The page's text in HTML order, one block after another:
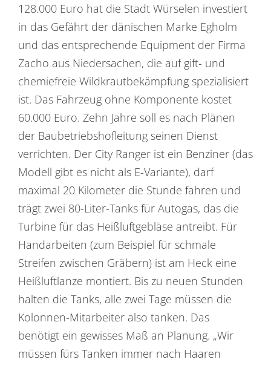
128.000 Euro hat die Stadt Würselen investiert
in das Gefährt der dänischen Marke Egholm
und das entsprechende Equipment der Firma
Zacho aus Niedersachen, die auf gift- und
chemiefreie Wildkrautbekämpfung spezialisiert
ist. Das Fahrzeug ohne Komponente kostet
60.000 Euro. Zehn Jahre soll es nach Plänen
der Baubetriebshofleitung seinen Dienst
verrichten. Der City Ranger ist ein Benziner (das
Modell gibt es nicht als E-Variante), darf
maximal 20 Kilometer die Stunde fahren und
trägt zwei 80-Liter-Tanks für Autogas, das die
Turbine für das Heißluftgebläse antreibt. Für
Handarbeiten (zum Beispiel für schmale
Streifen zwischen Gräbern) ist am Heck eine
Heißluftlanze montiert. Bis zu neuen Stunden
halten die Tanks, alle zwei Tage müssen die
Kolonnen-Mitarbeiter also tanken. Das
benötigt ein gewisses Maß an Planung. „Wir
müssen fürs Tanken immer nach Haaren